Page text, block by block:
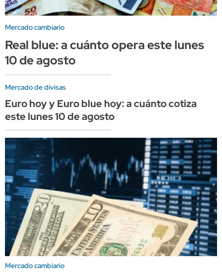
Mercado cambiario
Real blue: a cuánto opera este lunes
10 de agosto
Mercado de divisas
Euro hoy y Euro blue hoy: a cuánto cotiza
este lunes 10 de agosto
Mercado cambiario